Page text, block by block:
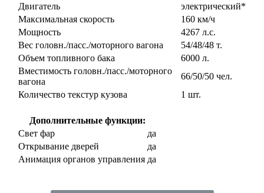
Двигатель
электрический*
Максимальная скорость
160 км/ч
Мощность
4267 л.с.
Вес головн./пасс./моторного вагона
54/48/48 т.
Объем топливного бака
6000 л.
Вместимость головн./пасс./моторного
вагона
66/50/50 чел.
Количество текстур кузова
1 шт.
Дополнительные функции:
Свет фар
да
Открывание дверей
да
Анимация органов управления да